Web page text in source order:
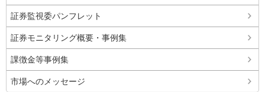
証券監視委パンフレット
証券モニタリング概要・事例集
課徴金等事例集
市場へのメッセージ